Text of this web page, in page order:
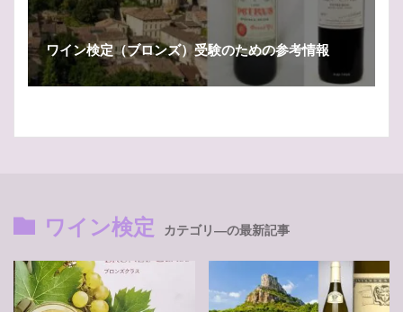
ワイン検定（ブロンズ）受験のための参考情報
ワイン検定 カテゴリ―の最新記事